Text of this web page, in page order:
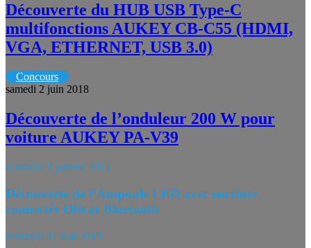
Découverte du HUB USB Type-C
multifonctions AUKEY CB-C55 (HDMI,
VGA, ETHERNET, USB 3.0)
Concours
samedi 2 juin 2018
Découverte de l’onduleur 200 W pour
voiture AUKEY PA-V39
vendredi 2 janvier 2015
Découverte de l’Ampoule LED avec enceinte
connectée Olixar Bluetooth
vendredi 31 mai 2019